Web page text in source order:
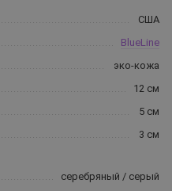
США
BlueLine
эко-кожа
12 см
5 см
3 см
серебряный / серый